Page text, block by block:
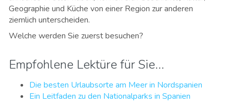
Geographie und Küche von einer Region zur anderen
ziemlich unterscheiden.
Welche werden Sie zuerst besuchen?
Empfohlene Lektüre für Sie...
Die besten Urlaubsorte am Meer in Nordspanien
Ein Leitfaden zu den Nationalparks in Spanien